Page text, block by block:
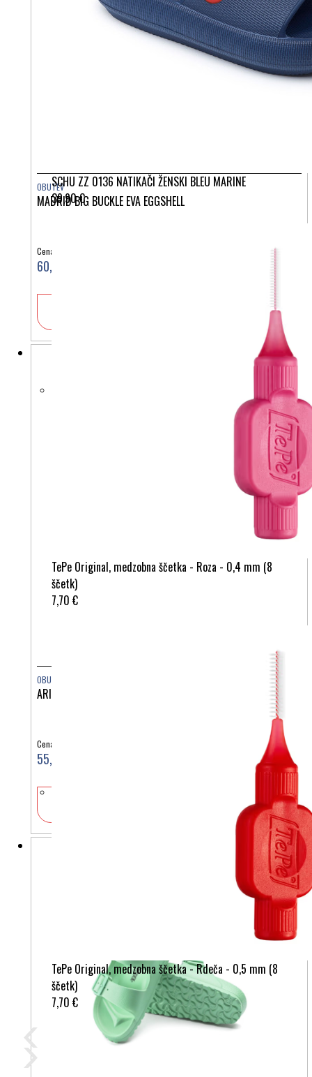
SCHU ZZ 0136 NATIKAČI ŽENSKI BLEU MARINE
39,90 €
TePe Original, medzobna ščetka - Roza - 0,4 mm (8
ščetk)
7,70 €
TePe Original, medzobna ščetka - Rdeča - 0,5 mm (8
ščetk)
7,70 €
OBUTEV
MADRID BIG BUCKLE EVA EGGSHELL
Cena:
60,00 €
OBUTEV
ARIZONA EVA PURPLE FOG
Cena:
55,00 €